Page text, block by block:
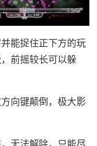
能捉住正下方的玩
前摇较长可以躲
向键颠倒，极大影